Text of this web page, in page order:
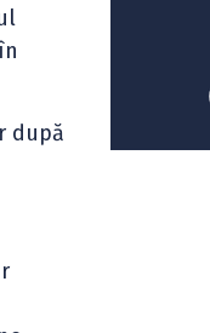
după